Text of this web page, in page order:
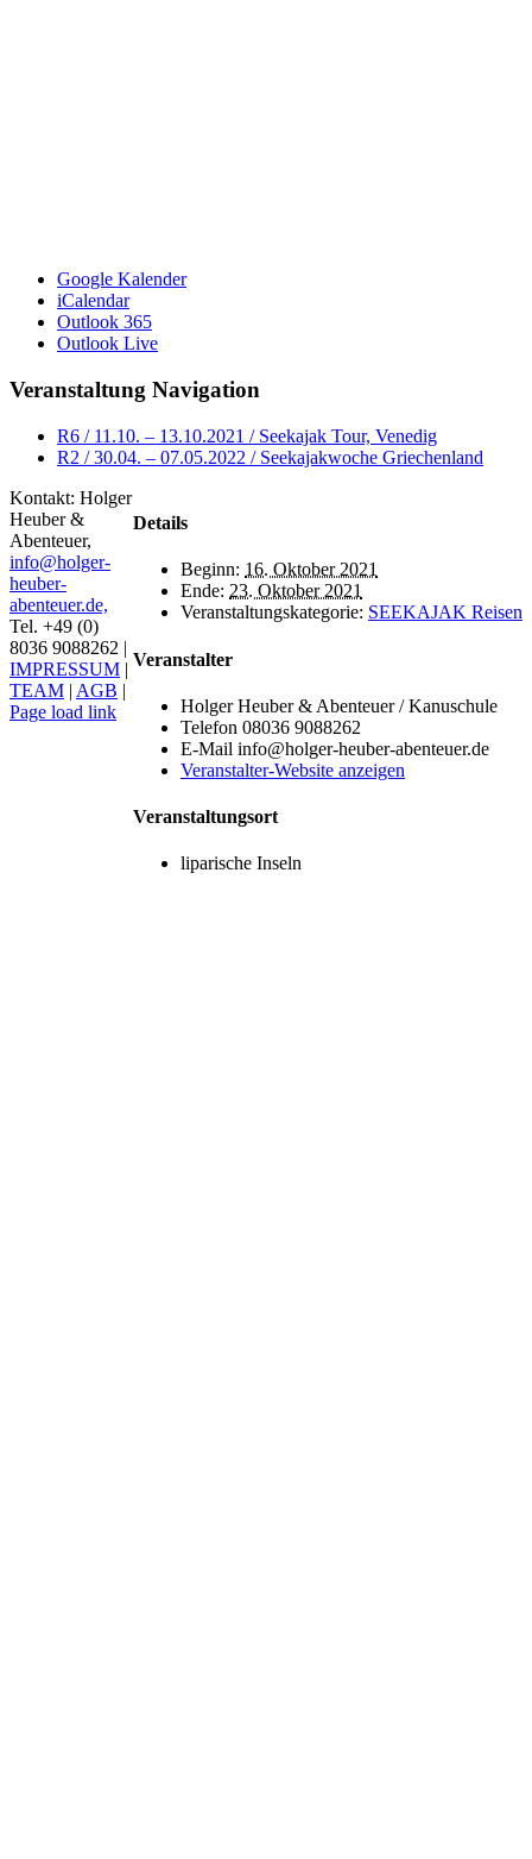
Google Kalender
iCalendar
Outlook 365
Outlook Live
Veranstaltung Navigation
R6 / 11.10. – 13.10.2021 / Seekajak Tour, Venedig
R2 / 30.04. – 07.05.2022 / Seekajakwoche Griechenland
Details
Beginn: 16. Oktober 2021
Ende: 23. Oktober 2021
Veranstaltungskategorie: SEEKAJAK Reisen
Veranstalter
Holger Heuber & Abenteuer / Kanuschule
Telefon 08036 9088262
E-Mail info@holger-heuber-abenteuer.de
Veranstalter-Website anzeigen
Veranstaltungsort
liparische Inseln
Kontakt: Holger
Heuber &
Abenteuer,
info@holger-
heuber-
abenteuer.de,
Tel. +49 (0)
8036 9088262 |
IMPRESSUM |
TEAM | AGB |
Page load link